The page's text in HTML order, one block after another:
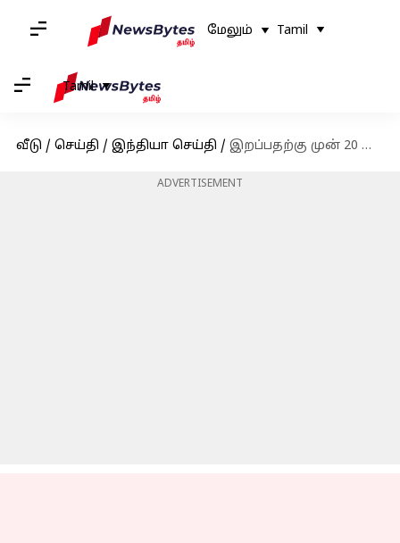
மேலும் Tamil
Tamil
வீடு / செய்தி / இந்தியா செய்தி / இறப்பதற்கு முன் 20 குழந்தைகளின் உயிரை காப்பாற்றிய வேன் டிரைவரின் குடும்பத்திற்கு ரூ.5 லட்சம் இழப்பீடு
ADVERTISEMENT